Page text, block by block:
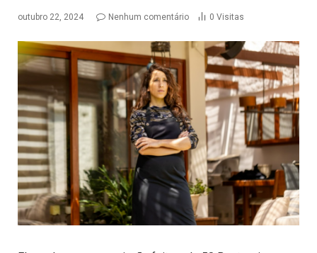
outubro 22, 2024 Nenhum comentário 0 Visitas